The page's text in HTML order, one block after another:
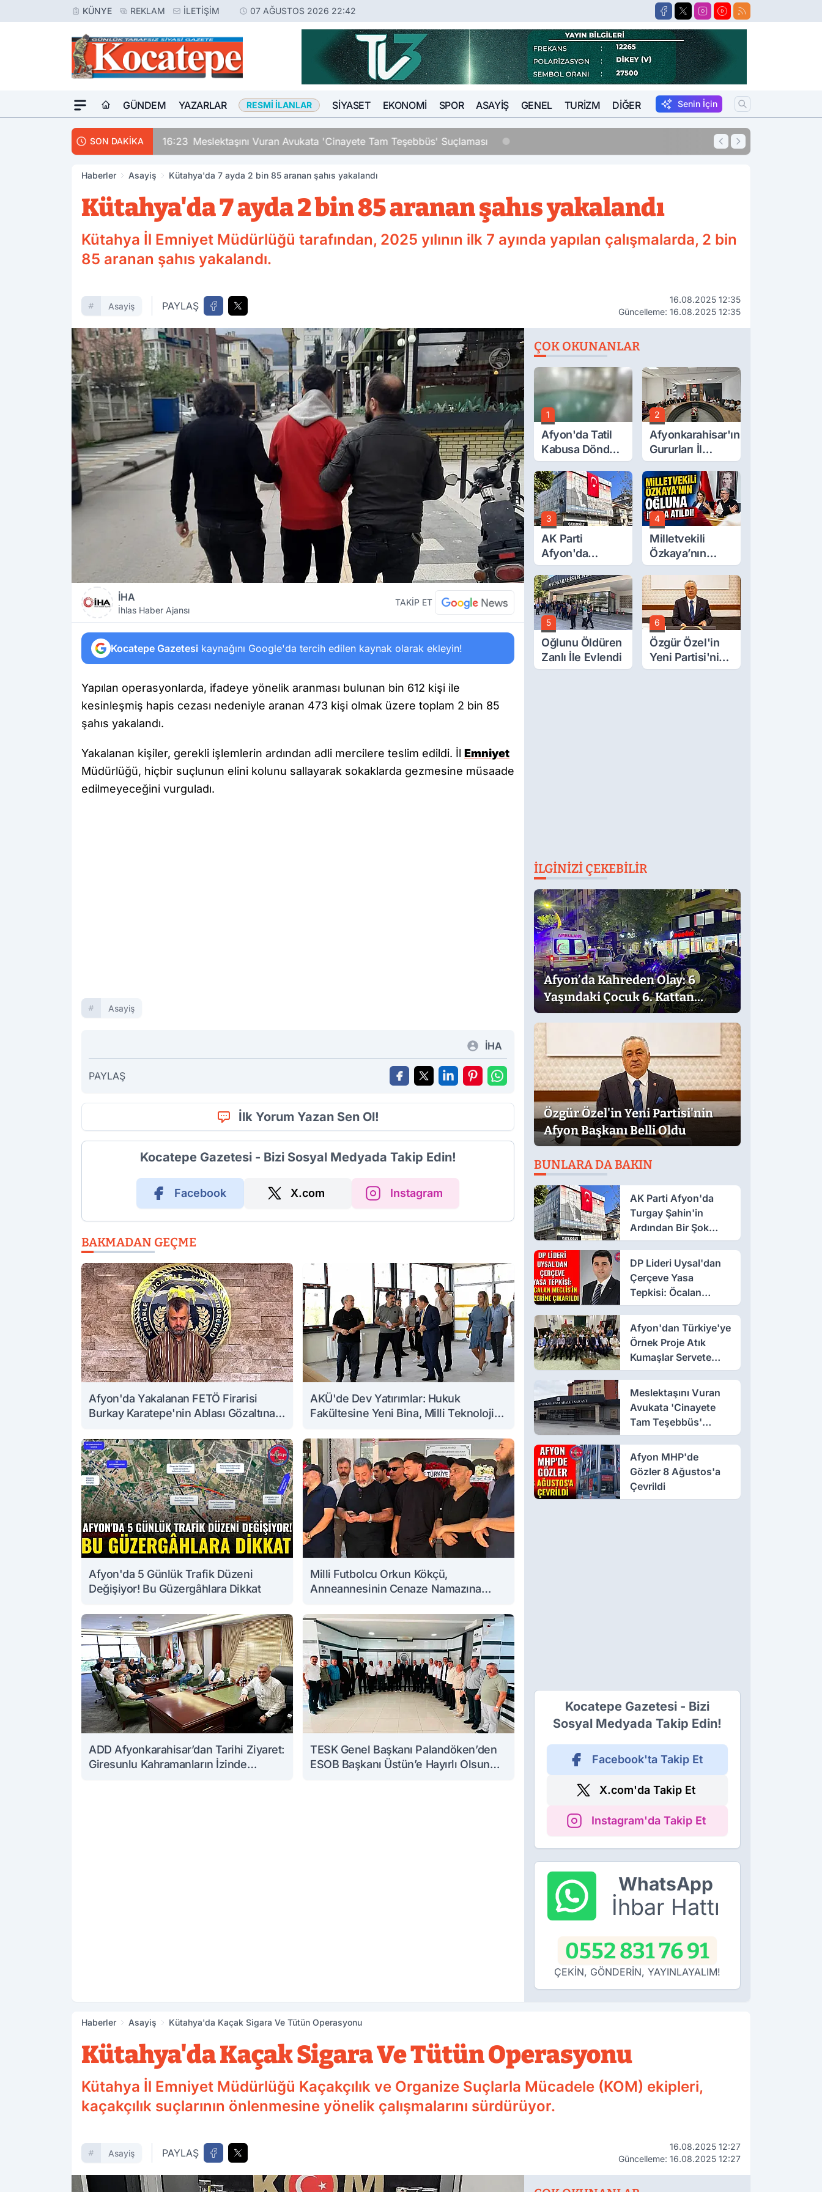
KÜNYE REKLAM İLETIŞIM 07 AĞUSTOS 2026 22:42
GÜNDEM YAZARLAR RESMI İLANLAR SIYASET EKONOMI SPOR ASAYIŞ GENEL TURIZM DIĞER Senin İçin
SON DAKİKA 16:23 Meslektaşını Vuran Avukata 'Cinayete Tam Teşebbüs' Suçlaması 13:27
Haberler Asayiş Kütahya'da 7 ayda 2 bin 85 aranan şahıs yakalandı
Kütahya'da 7 ayda 2 bin 85 aranan şahıs yakalandı
Kütahya İl Emniyet Müdürlüğü tarafından, 2025 yılının ilk 7 ayında yapılan çalışmalarda, 2 bin
85 aranan şahıs yakalandı.
Asayiş PAYLAŞ
16.08.2025 12:35
Güncelleme: 16.08.2025 12:35
İHA
İhlas Haber Ajansı
TAKİP ET
Kocatepe Gazetesi kaynağını Google'da tercih edilen kaynak olarak ekleyin!
Yapılan operasyonlarda, ifadeye yönelik aranması bulunan bin 612 kişi ile
kesinleşmiş hapis cezası nedeniyle aranan 473 kişi olmak üzere toplam 2 bin 85
şahıs yakalandı.
Yakalanan kişiler, gerekli işlemlerin ardından adli mercilere teslim edildi. İl Emniyet
Müdürlüğü, hiçbir suçlunun elini kolunu sallayarak sokaklarda gezmesine müsaade
edilmeyeceğini vurguladı.
Asayiş
İHA
PAYLAŞ
İlk Yorum Yazan Sen Ol!
Kocatepe Gazetesi - Bizi Sosyal Medyada Takip Edin!
Facebook X.com Instagram
BAKMADAN GEÇME
Afyon'da Yakalanan FETÖ Firarisi
Burkay Karatepe'nin Ablası Gözaltına
AKÜ'de Dev Yatırımlar: Hukuk
Fakültesine Yeni Bina, Milli Teknoloji
Afyon'da 5 Günlük Trafik Düzeni
Değişiyor! Bu Güzergâhlara Dikkat
Milli Futbolcu Orkun Kökçü,
Anneannesinin Cenaze Namazına
ADD Afyonkarahisar’dan Tarihi Ziyaret:
Giresunlu Kahramanların İzinde
TESK Genel Başkanı Palandöken’den
ESOB Başkanı Üstün’e Hayırlı Olsun
ÇOK OKUNANLAR
1
Afyon'da Tatil
Kabusa Döndü,
Acı Son!
2
Afyonkarahisar'ın
Gururları İl
Müdürüyle
Buluştu
3
AK Parti
Afyon'da
Turgay Şahin'in
Ardından Bir
Şok Daha!
4
Milletvekili
Özkaya’nın
Oğluna İftira
Atıldı
5
Oğlunu Öldüren
Zanlı İle Evlendi
6
Özgür Özel'in
Yeni Partisi'nin
Afyon Başkanı
İLGINIZI ÇEKEBILIR
Afyon’da Kahreden Olay: 6
Yaşındaki Çocuk 6. Kattan
Düştü
Özgür Özel'in Yeni Partisi'nin
Afyon Başkanı Belli Oldu
BUNLARA DA BAKIN
AK Parti Afyon'da
Turgay Şahin'in
Ardından Bir Şok
Daha!
DP Lideri Uysal'dan
Çerçeve Yasa
Tepkisi: Öcalan
Meclis'in Üzerine
Çıkarıldı
Afyon'dan Türkiye'ye
Örnek Proje Atık
Kumaşlar Servete
Dönüştü!
Meslektaşını Vuran
Avukata 'Cinayete
Tam Teşebbüs'
Suçlaması
Afyon MHP'de
Gözler 8 Ağustos'a
Çevrildi
Kocatepe Gazetesi - Bizi
Sosyal Medyada Takip Edin!
Facebook'ta Takip Et
X.com'da Takip Et
Instagram'da Takip Et
WhatsApp
İhbar Hattı
0552 831 76 91
ÇEKİN, GÖNDERİN, YAYINLAYALIM!
Haberler Asayiş Kütahya'da Kaçak Sigara Ve Tütün Operasyonu
Kütahya'da Kaçak Sigara Ve Tütün Operasyonu
Kütahya İl Emniyet Müdürlüğü Kaçakçılık ve Organize Suçlarla Mücadele (KOM) ekipleri,
kaçakçılık suçlarının önlenmesine yönelik çalışmalarını sürdürüyor.
Asayiş PAYLAŞ
16.08.2025 12:27
Güncelleme: 16.08.2025 12:27